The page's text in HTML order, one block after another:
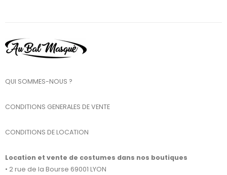
QUI SOMMES-NOUS ?
CONDITIONS GENERALES DE VENTE
CONDITIONS DE LOCATION
Location et vente de costumes dans nos boutiques
• 2 rue de la Bourse 69001 LYON